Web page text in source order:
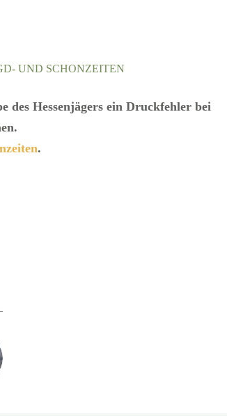
UND SCHONZEITEN
des Hessenjägers ein Druckfehler bei
.